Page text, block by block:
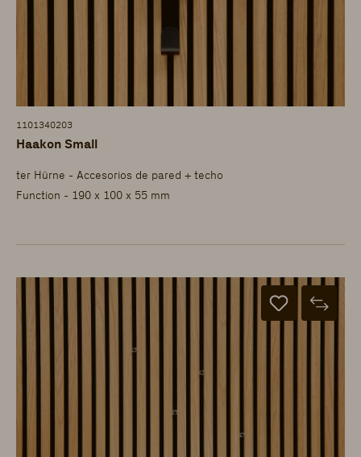
1101340203
Haakon Small
ter Hürne - Accesorios de pared + techo
Function - 190 x 100 x 55 mm